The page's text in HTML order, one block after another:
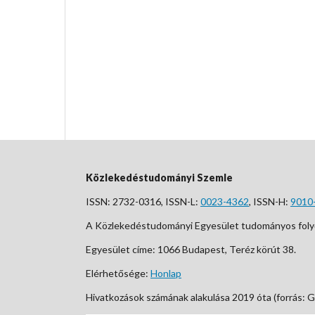
Közlekedéstudományi Szemle
ISSN: 2732-0316, ISSN-L: 0023-4362, ISSN-H:
A Közlekedéstudományi Egyesület tudományos
Egyesület címe: 1066 Budapest, Teréz körút 38.
Elérhetősége: Honlap
Hivatkozások számának alakulása 2019 óta (forrás: